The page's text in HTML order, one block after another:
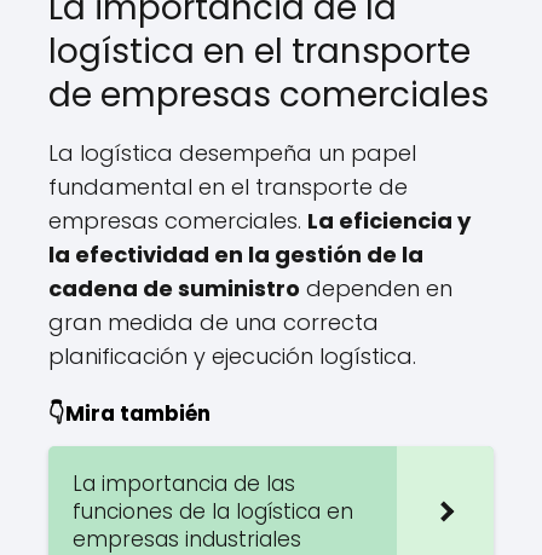
logística en el transporte
de empresas comerciales
La logística desempeña un papel
fundamental en el transporte de
empresas comerciales. La eficiencia y
la efectividad en la gestión de la
cadena de suministro dependen en
gran medida de una correcta
planificación y ejecución logística.
👇Mira también
La importancia de las
funciones de la logística en
empresas industriales